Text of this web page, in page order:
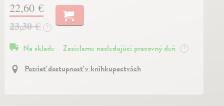
22,60 €
23,30 €
?
Na sklade – Zasielame nasledujúci pracovný deň ?
Pozrieť dostupnosť v kníhkupectvách